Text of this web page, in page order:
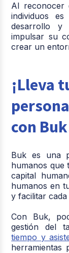
Al reconocer
individuos
desarrollo y
impulsar su
crear un
¡Lleva
con
Buk es una
humanos que
capital
humanos en
y facilitar
Con Buk,
gestión del
tiempo y
herramientas